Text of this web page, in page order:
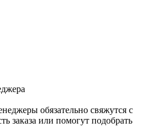
обязательно свяжутся с
заказа или помогут подобрать